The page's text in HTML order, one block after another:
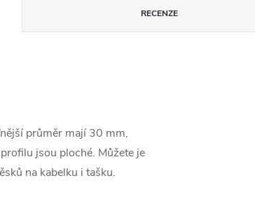
RECENZE
průměr mají 30 mm,
jsou ploché. Můžete je
na kabelku i tašku.